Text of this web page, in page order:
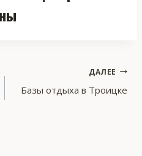
ДАЛЕЕ
Базы отдыха в Троицке